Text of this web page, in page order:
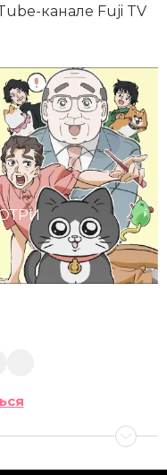
канале Fuji TV